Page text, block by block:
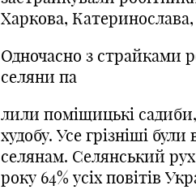
Харкова,
Одночасно з страйками
селяни па
лили поміщицькі садиби,
худобу. Усе грізніші
селянам. Селянський
року 64% усіх повітів